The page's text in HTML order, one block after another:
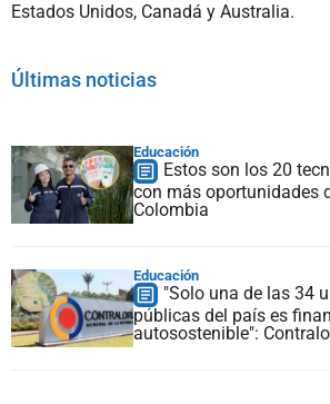
Estados Unidos, Canadá y Australia.
Últimas noticias
Educación
Estos son los 20
con más oportunidades
Colombia
Educación
"Solo una de las 34
públicas del país es
autosostenible":